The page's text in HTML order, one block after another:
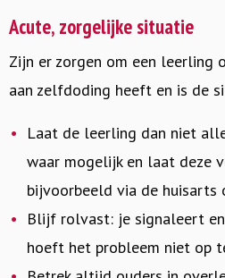
Acute, zorgelijke situatie
Zijn er zorgen om een leerling
aan zelfdoding heeft en is de
Laat de leerling dan niet
waar mogelijk en laat deze
bijvoorbeeld via de huisarts
Blijf rolvast: je signaleert
hoeft het probleem niet op